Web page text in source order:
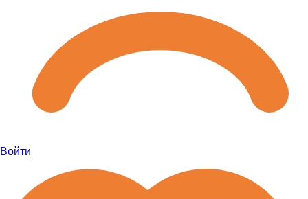
Войти